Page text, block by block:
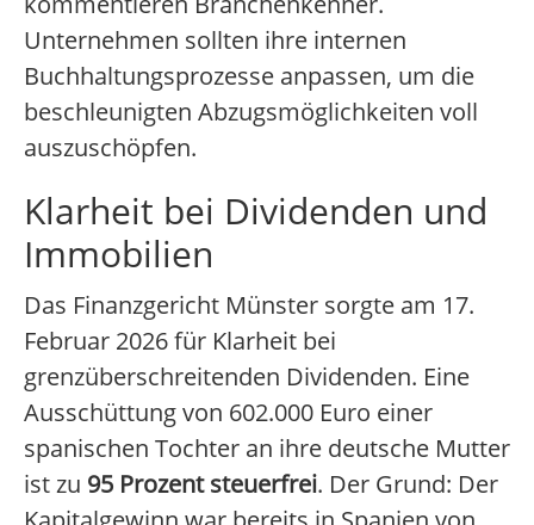
Unternehmen sollten ihre internen
Buchhaltungsprozesse anpassen, um die
beschleunigten Abzugsmöglichkeiten voll
auszuschöpfen.
Klarheit bei Dividenden und
Immobilien
Das Finanzgericht Münster sorgte am 17.
Februar 2026 für Klarheit bei
grenzüberschreitenden Dividenden. Eine
Ausschüttung von 602.000 Euro einer
spanischen Tochter an ihre deutsche Mutter
ist zu 95 Prozent steuerfrei. Der Grund: Der